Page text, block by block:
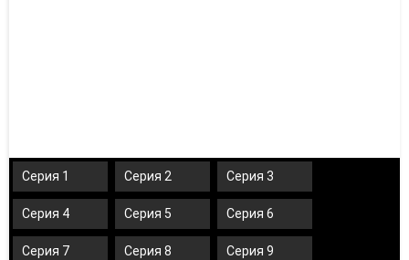
Серия 1 Серия 2 Серия 3
Серия 4 Серия 5 Серия 6
Серия 7 Серия 8 Серия 9